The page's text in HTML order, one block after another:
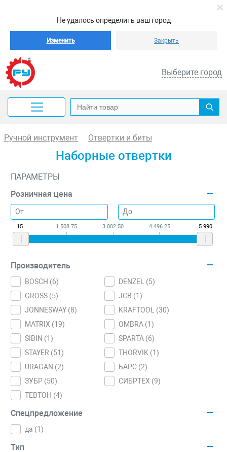
Не удалось определить ваш город
Изменить Закрыть
Выберите город
Ручной инструмент Отвертки и биты
Наборные отвертки
ПАРАМЕТРЫ
Розничная цена
15 1 508.75 3 002.50 4 496.25 5 990
Производитель
BOSCH (6) DENZEL (5)
GROSS (5) JCB (1)
JONNESWAY (8) KRAFTOOL (30)
MATRIX (19) OMBRA (1)
SIBIN (1 ) SPARTA (6)
STAYER (51 ) THORVIK (1)
URAGAN (2) БАРС (2)
ЗУБР (50) СИБРТЕХ (9)
ТЕВТОН (4)
Спецпредложение
да (1 )
Тип